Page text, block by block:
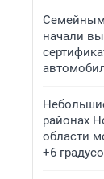
начали
районах
области
+6